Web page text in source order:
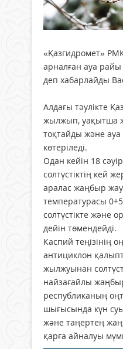
«Қазгидромет»
арналған ауа
деп хабарлайды
Алдағы тәулікте
жылжып, уақытша
тоқтайды және
көтеріледі.
Одан кейін 18
солтүстіктің кей
аралас жаңбыр
температурасы
солтүстікте және
дейін төмендейді.
Каспий теңізінің
антициклон
жылжуынан
найзағайлы
республиканың
шығысында күн
және таңертең
қарға айналуы